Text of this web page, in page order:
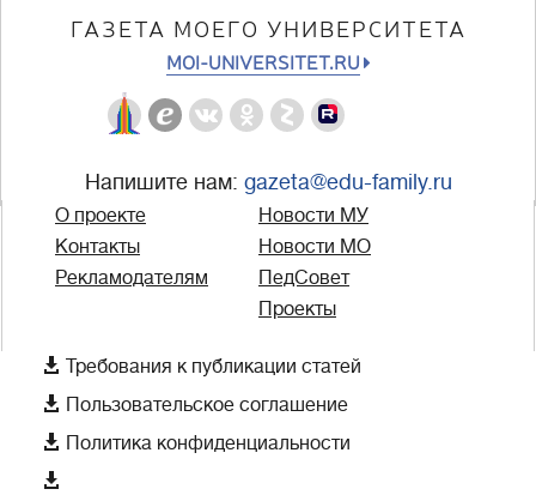
ГАЗЕТА МОЕГО УНИВЕРСИТЕТА
MOI-UNIVERSITET.RU
Напишите нам: gazeta@edu-family.ru
О проекте
Контакты
Рекламодателям
Новости МУ
Новости МО
ПедСовет
Проекты
 Требования к публикации статей
 Пользовательское соглашение
 Политика конфиденциальности
